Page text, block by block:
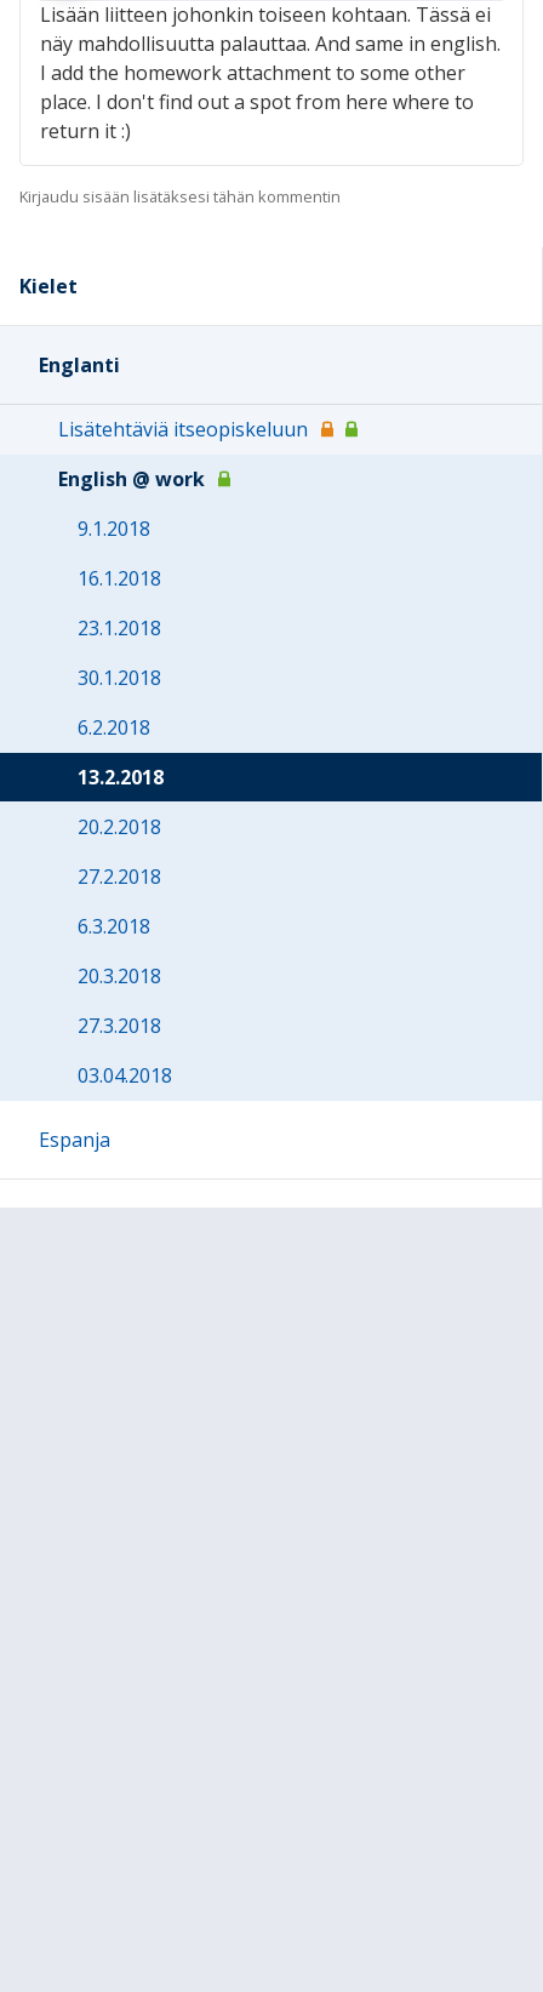
Lisään liitteen johonkin toiseen kohtaan. Tässä ei
näy mahdollisuutta palauttaa. And same in english.
I add the homework attachment to some other
place. I don't find out a spot from here where to
return it :)
Kirjaudu sisään lisätäksesi tähän kommentin
Kielet
Englanti
Lisätehtäviä itseopiskeluun
English @ work
9.1.2018
16.1.2018
23.1.2018
30.1.2018
6.2.2018
13.2.2018
20.2.2018
27.2.2018
6.3.2018
20.3.2018
27.3.2018
03.04.2018
Espanja